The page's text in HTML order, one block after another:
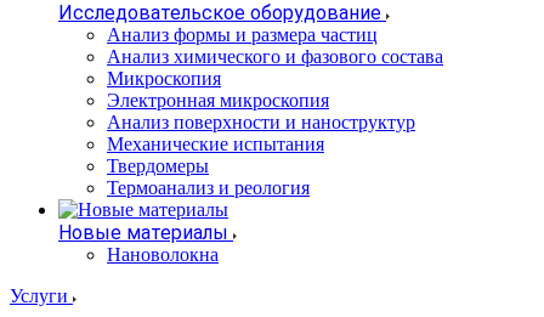
Исследовательское оборудование
Анализ формы и размера частиц
Анализ химического и фазового состава
Микроскопия
Электронная микроскопия
Анализ поверхности и наноструктур
Механические испытания
Твердомеры
Термоанализ и реология
Новые материалы
Нановолокна
Услуги